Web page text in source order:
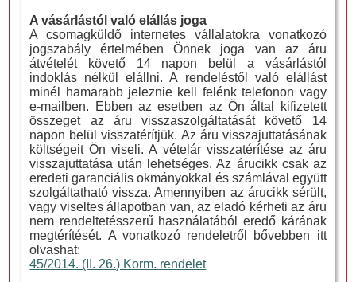
A vásárlástól való elállás joga
A csomagküldő internetes vállalatokra vonatkozó
jogszabály értelmében Önnek joga van az áru
átvételét követő 14 napon belül a vásárlástól
indoklás nélkül elállni. A rendeléstől való elállást
minél hamarabb jeleznie kell felénk telefonon vagy
e-mailben. Ebben az esetben az Ön által kifizetett
összeget az áru visszaszolgáltatását követő 14
napon belül visszatérítjük. Az áru visszajuttatásának
költségeit Ön viseli. A vételár visszatérítése az áru
visszajuttatása után lehetséges. Az árucikk csak az
eredeti garanciális okmányokkal és számlával együtt
szolgáltatható vissza. Amennyiben az árucikk sérült,
vagy viseltes állapotban van, az eladó kérheti az áru
nem rendeltetésszerű használatából eredő kárának
megtérítését. A vonatkozó rendeletről bővebben itt
olvashat:
45/2014. (II. 26.) Korm. rendelet